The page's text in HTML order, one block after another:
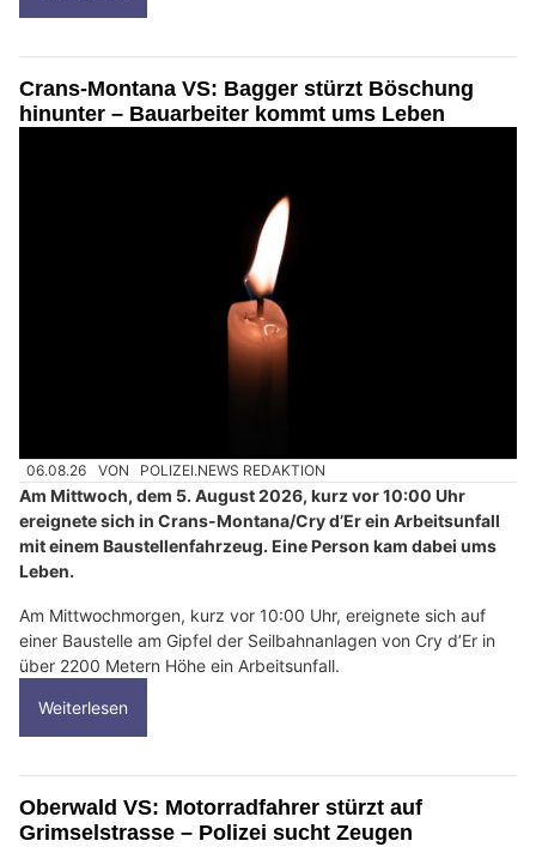
Crans-Montana VS: Bagger stürzt Böschung
hinunter – Bauarbeiter kommt ums Leben
06.08.26 VON POLIZEI.NEWS REDAKTION
Am Mittwoch, dem 5. August 2026, kurz vor 10:00 Uhr
ereignete sich in Crans-Montana/Cry d’Er ein Arbeitsunfall
mit einem Baustellenfahrzeug. Eine Person kam dabei ums
Leben.
Am Mittwochmorgen, kurz vor 10:00 Uhr, ereignete sich auf
einer Baustelle am Gipfel der Seilbahnanlagen von Cry d’Er in
über 2200 Metern Höhe ein Arbeitsunfall.
Weiterlesen
Oberwald VS: Motorradfahrer stürzt auf
Grimselstrasse – Polizei sucht Zeugen